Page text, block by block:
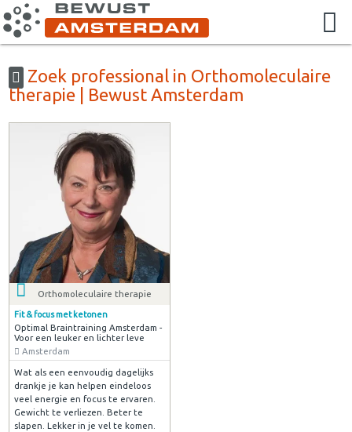
Zoek professional in Orthomoleculaire
therapie | Bewust Amsterdam
Orthomoleculaire therapie
Fit & focus met ketonen
Optimal Braintraining Amsterdam -
Voor een leuker en lichter leve
Amsterdam
Wat als een eenvoudig dagelijks
drankje je kan helpen eindeloos
veel energie en focus te ervaren.
Gewicht te verliezen. Beter te
slapen. Lekker in je vel te komen.